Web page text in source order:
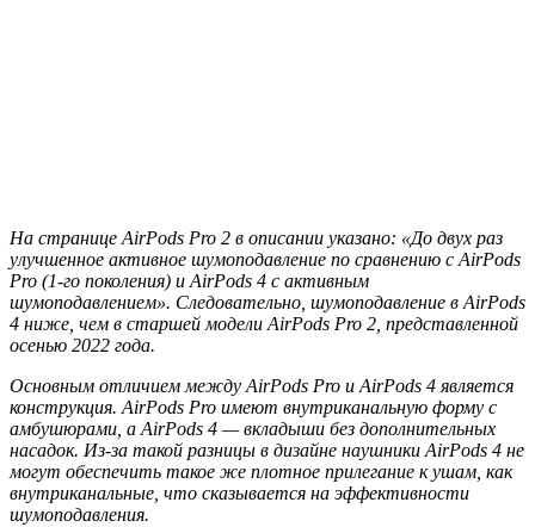
На странице AirPods Pro 2 в описании указано: «До двух раз
улучшенное активное шумоподавление по сравнению с AirPods
Pro (1-го поколения) и AirPods 4 с активным
шумоподавлением». Следовательно, шумоподавление в AirPods
4 ниже, чем в старшей модели AirPods Pro 2, представленной
осенью 2022 года.
Основным отличием между AirPods Pro и AirPods 4 является
конструкция. AirPods Pro имеют внутриканальную форму с
амбушюрами, а AirPods 4 — вкладыши без дополнительных
насадок. Из-за такой разницы в дизайне наушники AirPods 4 не
могут обеспечить такое же плотное прилегание к ушам, как
внутриканальные, что сказывается на эффективности
шумоподавления.